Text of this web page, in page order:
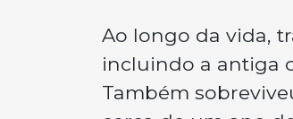
Ao longo da vida,
incluindo a antiga
Também